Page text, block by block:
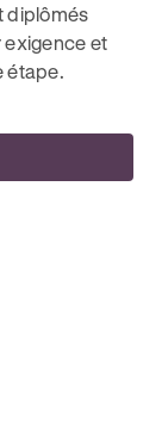
diplômés
exigence et
étape.